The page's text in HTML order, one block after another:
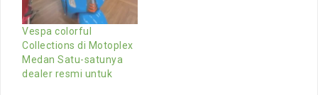
Vespa colorful
Collections di Motoplex
Medan Satu-satunya
dealer resmi untuk